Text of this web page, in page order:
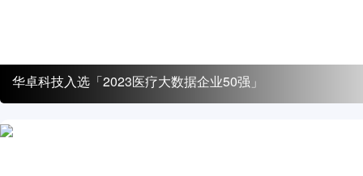
华卓科技入选「2023医疗大数据企业50强」